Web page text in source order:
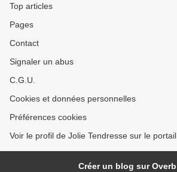
Top articles
Pages
Contact
Signaler un abus
C.G.U.
Cookies et données personnelles
Préférences cookies
Voir le profil de Jolie Tendresse sur le
Créer un blog sur